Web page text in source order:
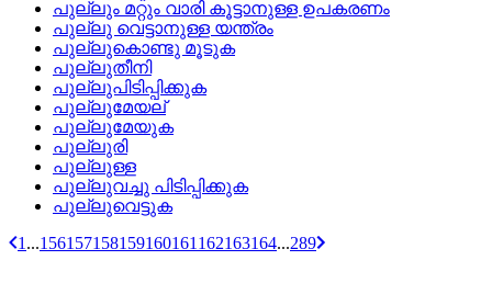
പുല്ലും മറ്റും വാരി കൂട്ടാനുള്ള ഉപകരണം
പുല്ലു വെട്ടാനുള്ള യന്ത്രം
പുല്ലുകൊണ്ടു മൂടുക
പുല്ലുതീനി
പുല്ലുപിടിപ്പിക്കുക
പുല്ലുമേയല്
പുല്ലുമേയുക
പുല്ലുരി
പുല്ലുള്ള
പുല്ലുവച്ചു പിടിപ്പിക്കുക
പുല്ലുവെട്ടുക
1 ...156157158159160161 162163164...289